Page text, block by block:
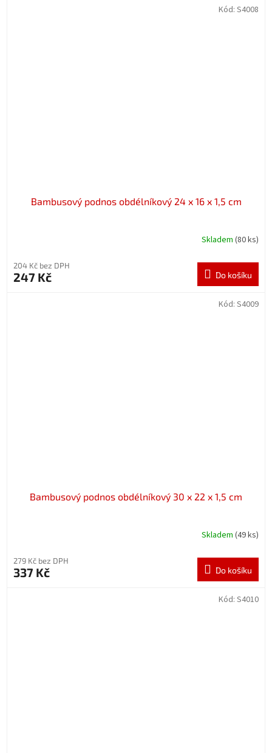
Bambusový podnos obdélníkový 24 x 16 x 1,5 cm
Skladem (80 ks)
204 Kč bez DPH
247 Kč Do košíku
Kód: S4008
Bambusový podnos obdélníkový 30 x 22 x 1,5 cm
Skladem (49 ks)
279 Kč bez DPH
337 Kč Do košíku
Kód: S4009
Kód: S4010